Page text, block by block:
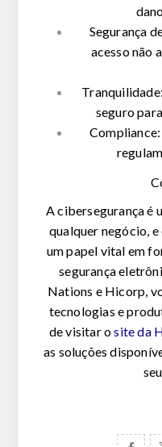
Segurança
acesso não
seguro
A cibersegurança é
qualquer negócio,
um papel vital em
segurança
Nations e Hicorp,
tecnologias e
de visitar osite da
as soluções